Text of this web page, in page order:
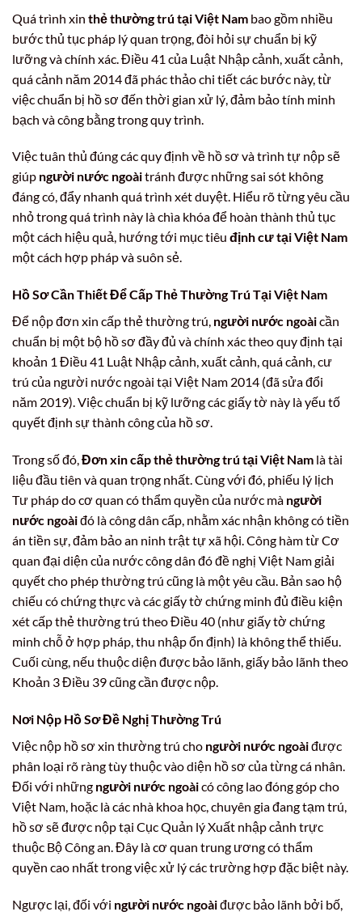
Quá trình xin thẻ thường trú tại Việt Nam bao gồm nhiều
bước thủ tục pháp lý quan trọng, đòi hỏi sự chuẩn bị kỹ
lưỡng và chính xác. Điều 41 của Luật Nhập cảnh, xuất cảnh,
quá cảnh năm 2014 đã phác thảo chi tiết các bước này, từ
việc chuẩn bị hồ sơ đến thời gian xử lý, đảm bảo tính minh
bạch và công bằng trong quy trình.
Việc tuân thủ đúng các quy định về hồ sơ và trình tự nộp sẽ
giúp người nước ngoàitránh được những sai sót không
đáng có, đẩy nhanh quá trình xét duyệt. Hiểu rõ từng yêu cầu
nhỏ trong quá trình này là chìa khóa để hoàn thành thủ tục
một cách hiệu quả, hướng tới mục tiêu định cư tại Việt Nam
một cách hợp pháp và suôn sẻ.
Hồ Sơ Cần Thiết Để Cấp Thẻ Thường Trú Tại Việt Nam
Để nộp đơn xin cấp thẻ thường trú, người nước ngoàicần
chuẩn bị một bộ hồ sơ đầy đủ và chính xác theo quy định tại
khoản 1 Điều 41 Luật Nhập cảnh, xuất cảnh, quá cảnh, cư
trú của người nước ngoài tại Việt Nam 2014 (đã sửa đổi
năm 2019). Việc chuẩn bị kỹ lưỡng các giấy tờ này là yếu tố
quyết định sự thành công của hồ sơ.
Trong số đó,Đơn xin cấp thẻ thường trú tại Việt Nam là tài
liệu đầu tiên và quan trọng nhất. Cùng với đó, phiếu lý lịch
Tư pháp do cơ quan có thẩm quyền của nước mà người
nước ngoàiđó là công dân cấp, nhằm xác nhận không có tiền
án tiền sự, đảm bảo an ninh trật tự xã hội. Công hàm từ Cơ
quan đại diện của nước công dân đó đề nghị Việt Nam giải
quyết cho phép thường trú cũng là một yêu cầu. Bản sao hộ
chiếu có chứng thực và các giấy tờ chứng minh đủ điều kiện
xét cấp thẻ thường trú theo Điều 40 (như giấy tờ chứng
minh chỗ ở hợp pháp, thu nhập ổn định) là không thể thiếu.
Cuối cùng, nếu thuộc diện được bảo lãnh, giấy bảo lãnh theo
Khoản 3 Điều 39 cũng cần được nộp.
Nơi Nộp Hồ Sơ Đề Nghị Thường Trú
Việc nộp hồ sơ xin thường trú cho người nước ngoàiđược
phân loại rõ ràng tùy thuộc vào diện hồ sơ của từng cá nhân.
Đối với những người nước ngoàicó công lao đóng góp cho
Việt Nam, hoặc là các nhà khoa học, chuyên gia đang tạm trú,
hồ sơ sẽ được nộp tại Cục Quản lý Xuất nhập cảnh trực
thuộc Bộ Công an. Đây là cơ quan trung ương có thẩm
quyền cao nhất trong việc xử lý các trường hợp đặc biệt này.
Ngược lại, đối với người nước ngoàiđược bảo lãnh bởi bố,